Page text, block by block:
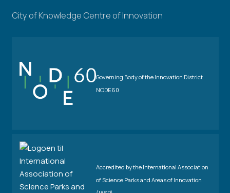
City of Knowledge Centre of Innovation
Governing Body of the Innovation District
NODE60
Accredited by the International Association
of Science Parks and Areas of Innovation